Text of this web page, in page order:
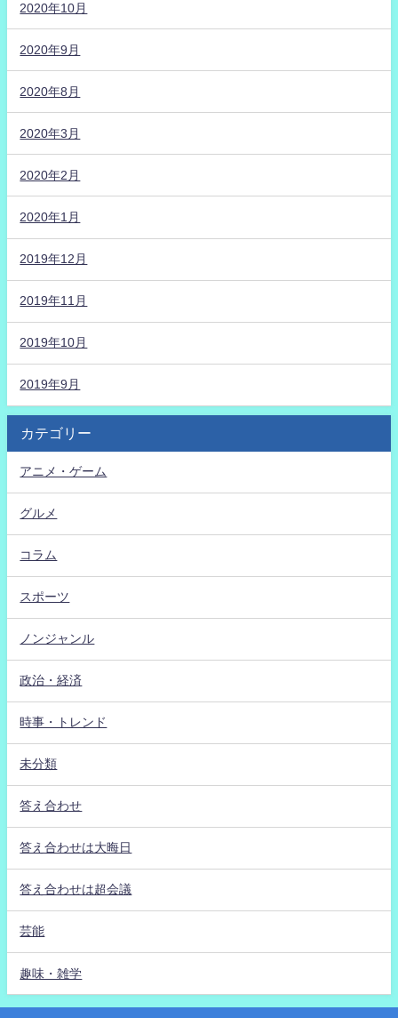
2020年10月
2020年9月
2020年8月
2020年3月
2020年2月
2020年1月
2019年12月
2019年11月
2019年10月
2019年9月
カテゴリー
アニメ・ゲーム
グルメ
コラム
スポーツ
ノンジャンル
政治・経済
時事・トレンド
未分類
答え合わせ
答え合わせは大晦日
答え合わせは超会議
芸能
趣味・雑学